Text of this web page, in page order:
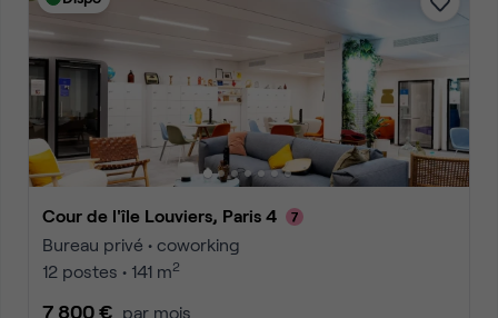
Cour de l'île Louviers, Paris 4
Bureau privé • coworking
12 postes • 141 m2
7 800 € par mois